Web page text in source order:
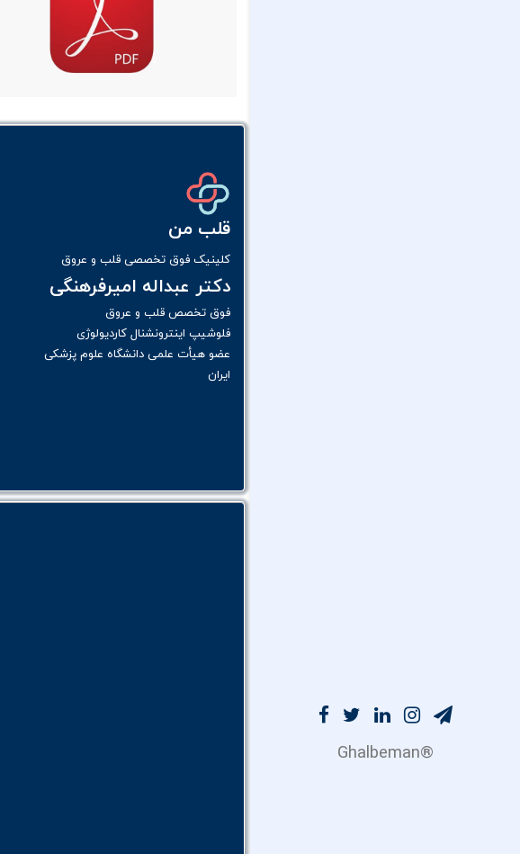
®️Ghalbeman
قلب من
کلینیک فوق تخصصی قلب و عروق
دکتر عبداله امیرفرهنگی
فوق تخصص قلب و عروق
فلوشیپ اینترونشنال کاردیولوژی
عضو هیأت علمی دانشگاه علوم پزشکی
ایران